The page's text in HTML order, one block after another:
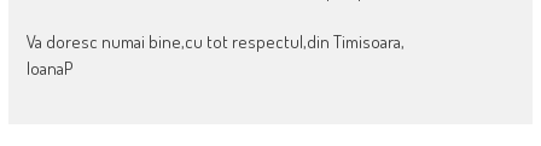
Va doresc numai bine,cu tot respectul,din Timisoara,
IoanaP